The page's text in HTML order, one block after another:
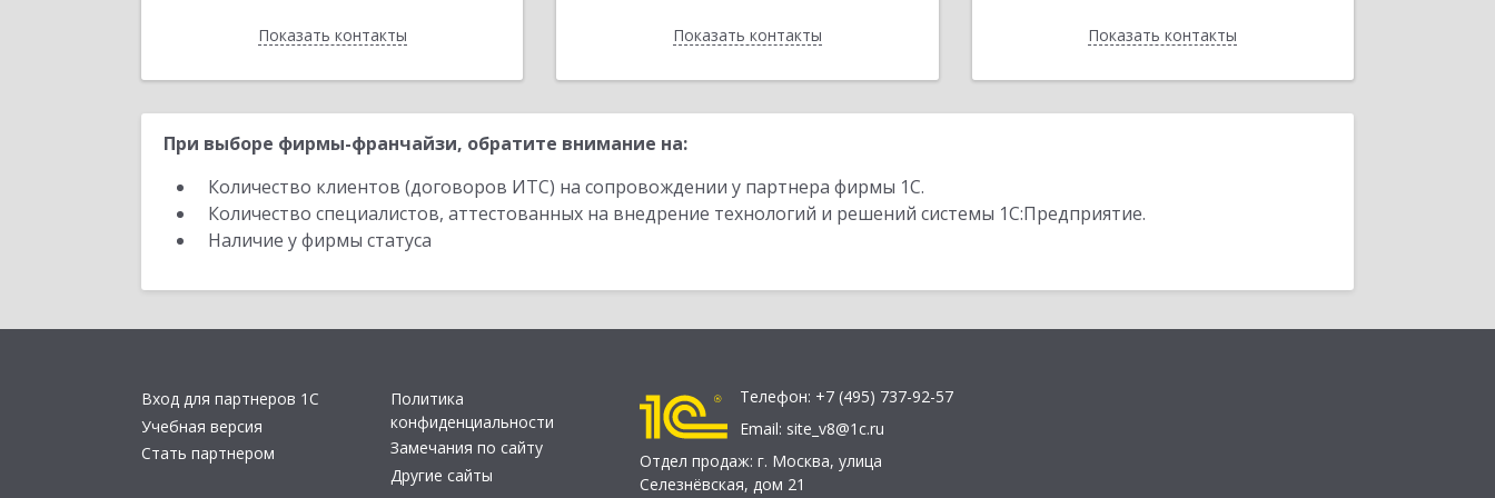
Показать контакты
Назад Показать контакты
Назад Показать контакты
Назад
При выборе фирмы-франчайзи, обратите внимание на:
Количество клиентов (договоров ИТС) на сопровождении у партнера фирмы 1С.
Количество специалистов, аттестованных на внедрение технологий и решений системы 1С:Предприятие.
Наличие у фирмы статуса
Вход для партнеров 1С
Учебная версия
Стать партнером
Политика
конфиденциальности
Замечания по сайту
Другие сайты
Телефон: +7 (495) 737-92-57
Email: site_v8@1c.ru
Отдел продаж: г. Москва, улица
Селезнёвская, дом 21